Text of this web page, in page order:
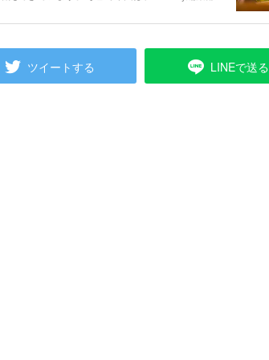
ツイートする LINEで送る